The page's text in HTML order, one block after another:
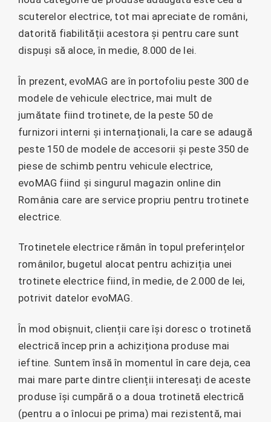
scuterelor electrice, tot mai apreciate de români,
datorită fiabilității acestora și pentru care sunt
dispuși să aloce, în medie, 8.000 de lei.
În prezent, evoMAG are în portofoliu peste 300 de
modele de vehicule electrice, mai mult de
jumătate fiind trotinete, de la peste 50 de
furnizori interni și internaționali, la care se adaugă
peste 150 de modele de accesorii și peste 350 de
piese de schimb pentru vehicule electrice,
evoMAG fiind și singurul magazin online din
România care are service propriu pentru trotinete
electrice.
Trotinetele electrice rămân în topul preferințelor
românilor, bugetul alocat pentru achiziția unei
trotinete electrice fiind, în medie, de 2.000 de lei,
potrivit datelor evoMAG.
În mod obișnuit, clienții care își doresc o trotinetă
electrică încep prin a achiziționa produse mai
ieftine. Suntem însă în momentul în care deja, cea
mai mare parte dintre clienții interesați de aceste
produse își cumpără o a doua trotinetă electrică
(pentru a o înlocui pe prima) mai rezistentă, mai